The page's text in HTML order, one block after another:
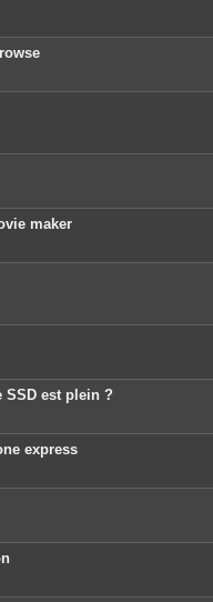
maker
SSD est plein ?
express